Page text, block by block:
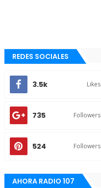
REDES SOCIALES
3.5k Likes
735 Followers
524 Followers
AHORA RADIO 107